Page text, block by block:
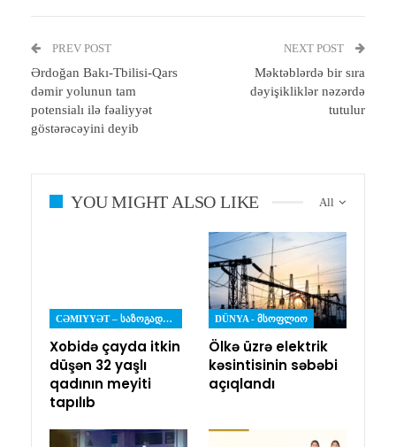
PREV POST
Ərdoğan Bakı-Tbilisi-Qars
dəmir yolunun tam
potensialı ilə fəaliyyət
göstərəcəyini deyib
NEXT POST
Məktəblərdə bir sıra
dəyişikliklər nəzərdə
tutulur
All
YOU MIGHT ALSO LIKE
CƏMIYYƏT – ᲡᲐᲖᲝᲒᲐᲓᲝᲔᲑᲐ
Xobidə çayda itkin
düşən 32 yaşlı
qadının meyiti
tapılıb
DÜNYA - ᲛᲡᲝᲤᲚᲘᲝ
Ölkə üzrə elektrik
kəsintisinin səbəbi
açıqlandı